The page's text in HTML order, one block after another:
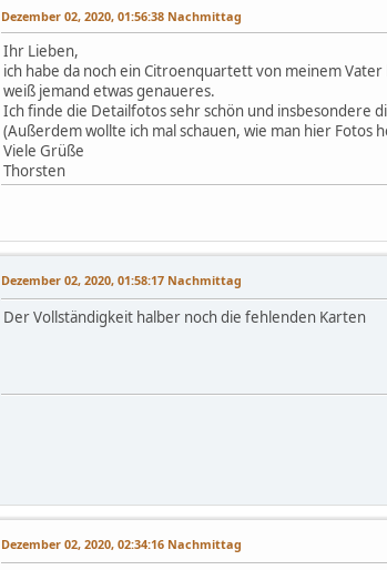
Dezember 02, 2020, 01:56:38 Nachmittag
Ihr Lieben,
ich habe da noch ein Citroenquartett von meinem
weiß jemand etwas genaueres.
Ich finde die Detailfotos sehr schön und insbesondere
(Außerdem wollte ich mal schauen, wie man hier Fotos
Viele Grüße
Thorsten
Dezember 02, 2020, 01:58:17 Nachmittag
Der Vollständigkeit halber noch die fehlenden Karten
Dezember 02, 2020, 02:34:16 Nachmittag